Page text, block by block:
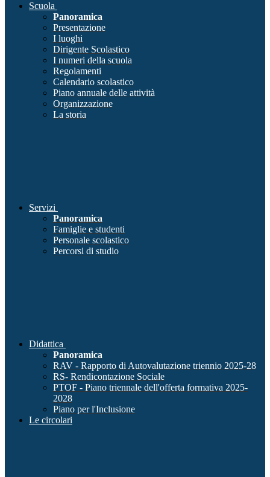
Scuola
Panoramica
Presentazione
I luoghi
Dirigente Scolastico
I numeri della scuola
Regolamenti
Calendario scolastico
Piano annuale delle attività
Organizzazione
La storia
Servizi
Panoramica
Famiglie e studenti
Personale scolastico
Percorsi di studio
Didattica
Panoramica
RAV - Rapporto di Autovalutazione triennio 2025-28
RS- Rendicontazione Sociale
PTOF - Piano triennale dell'offerta formativa 2025-
2028
Piano per l'Inclusione
Le circolari